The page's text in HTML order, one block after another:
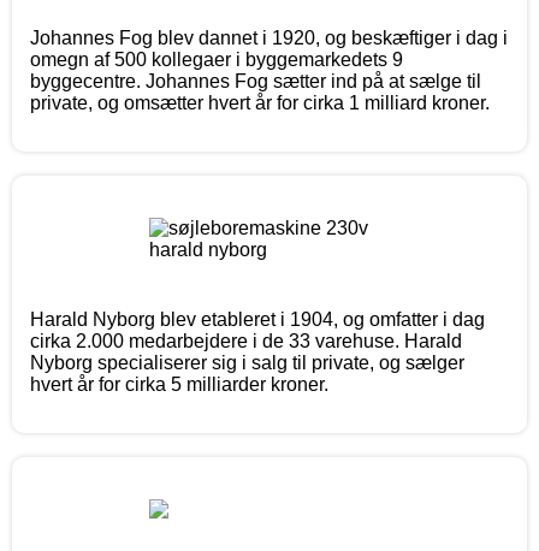
Johannes Fog blev dannet i 1920, og beskæftiger i dag i
omegn af 500 kollegaer i byggemarkedets 9
byggecentre. Johannes Fog sætter ind på at sælge til
private, og omsætter hvert år for cirka 1 milliard kroner.
Harald Nyborg blev etableret i 1904, og omfatter i dag
cirka 2.000 medarbejdere i de 33 varehuse. Harald
Nyborg specialiserer sig i salg til private, og sælger
hvert år for cirka 5 milliarder kroner.